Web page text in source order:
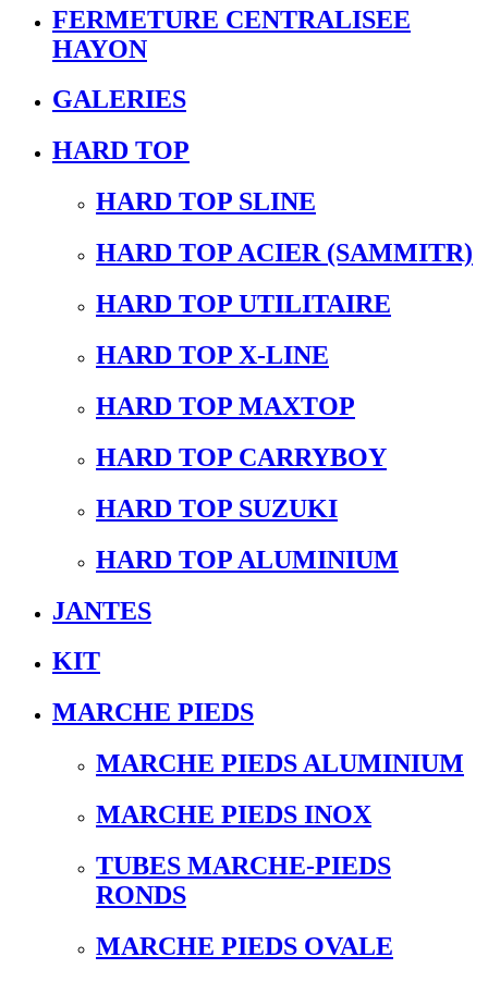
FERMETURE CENTRALISEE
HAYON
GALERIES
HARD TOP
HARD TOP SLINE
HARD TOP ACIER (SAMMITR)
HARD TOP UTILITAIRE
HARD TOP X-LINE
HARD TOP MAXTOP
HARD TOP CARRYBOY
HARD TOP SUZUKI
HARD TOP ALUMINIUM
JANTES
KIT
MARCHE PIEDS
MARCHE PIEDS ALUMINIUM
MARCHE PIEDS INOX
TUBES MARCHE-PIEDS
RONDS
MARCHE PIEDS OVALE